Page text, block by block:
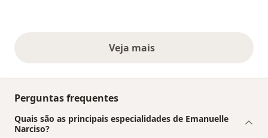
Veja maisopiniões acima
Perguntas frequentes
Quais são as principais especialidades de Emanuelle
Narciso?